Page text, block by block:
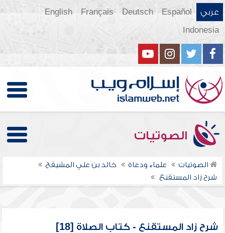
عربي Español
Deutsch
Français
English
Indonesia
الصوتيات
الصوتيات علماء ودعاة
خالد بن علي المشيقح
شرح زاد المستقنع
شرح زاد المستقنع - كتاب الصلاة [18]